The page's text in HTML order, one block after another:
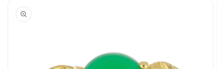
UGRÁS A
TERMÉKADATOKRA